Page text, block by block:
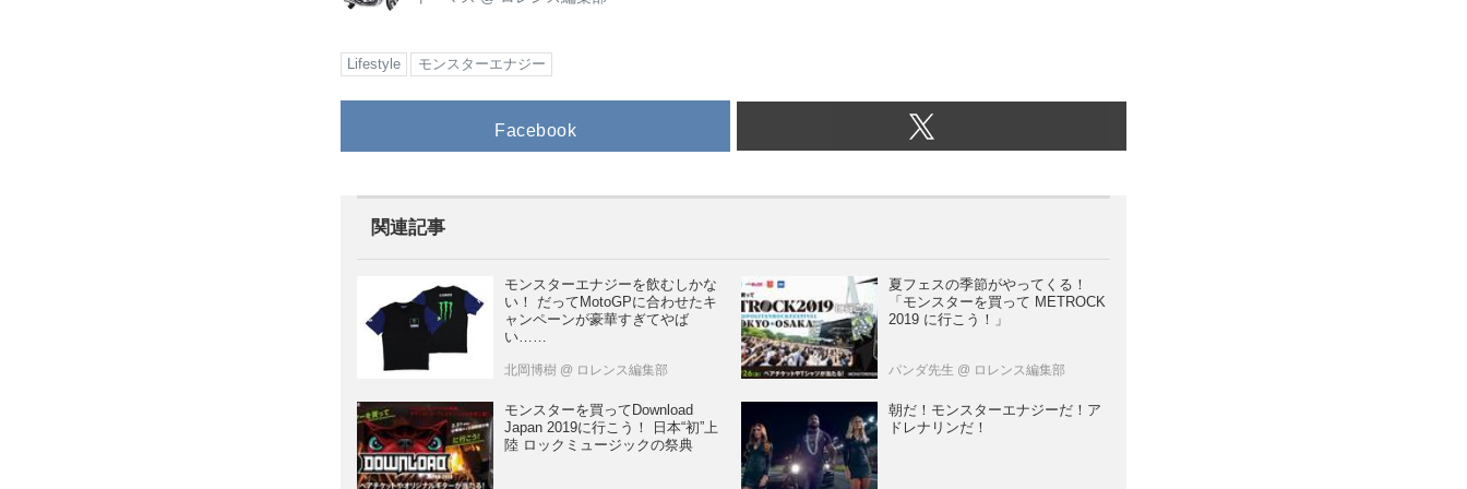
Lifestyle モンスターエナジー
Facebook
関連記事
モンスターエナジーを飲むしかな
い！ だってMotoGPに合わせたキ
ャンペーンが豪華すぎてやば
い……
北岡博樹 @ ロレンス編集部
夏フェスの季節がやってくる！
「モンスターを買って METROCK
2019 に行こう！」
パンダ先生 @ ロレンス編集部
モンスターを買ってDownload
Japan 2019に行こう！ 日本“初”上
陸 ロックミュージックの祭典
朝だ！モンスターエナジーだ！ア
ドレナリンだ！